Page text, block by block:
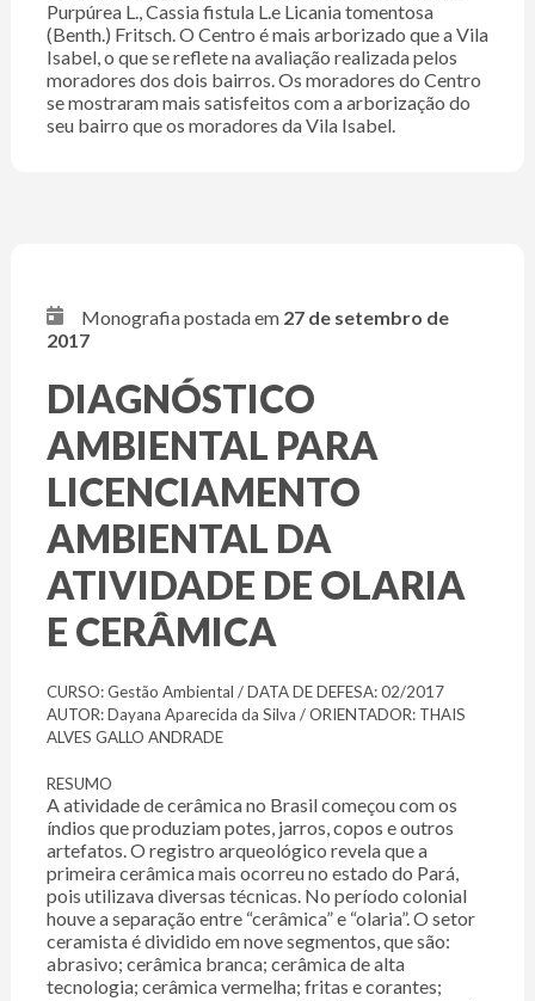
Purpúrea L., Cassia fistula L.e Licania tomentosa
(Benth.) Fritsch. O Centro é mais arborizado que a Vila
Isabel, o que se reflete na avaliação realizada pelos
moradores dos dois bairros. Os moradores do Centro
se mostraram mais satisfeitos com a arborização do
seu bairro que os moradores da Vila Isabel.
Monografia postada em 27 de setembro de
2017
DIAGNÓSTICO
AMBIENTAL PARA
LICENCIAMENTO
AMBIENTAL DA
ATIVIDADE DE OLARIA
E CERÂMICA
CURSO: Gestão Ambiental / DATA DE DEFESA: 02/2017
AUTOR: Dayana Aparecida da Silva / ORIENTADOR: THAIS
ALVES GALLO ANDRADE
RESUMO
A atividade de cerâmica no Brasil começou com os
índios que produziam potes, jarros, copos e outros
artefatos. O registro arqueológico revela que a
primeira cerâmica mais ocorreu no estado do Pará,
pois utilizava diversas técnicas. No período colonial
houve a separação entre “cerâmica” e “olaria”. O setor
ceramista é dividido em nove segmentos, que são:
abrasivo; cerâmica branca; cerâmica de alta
tecnologia; cerâmica vermelha; fritas e corantes;